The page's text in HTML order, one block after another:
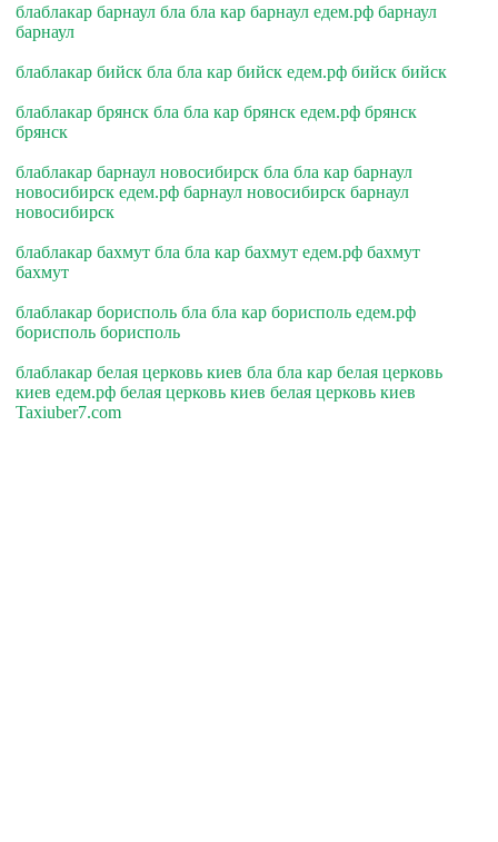
блаблакар барнаул бла бла кар барнаул едем.рф барнаул
барнаул
блаблакар бийск бла бла кар бийск едем.рф бийск бийск
блаблакар брянск бла бла кар брянск едем.рф брянск
брянск
блаблакар барнаул новосибирск бла бла кар барнаул
новосибирск едем.рф барнаул новосибирск барнаул
новосибирск
блаблакар бахмут бла бла кар бахмут едем.рф бахмут
бахмут
блаблакар борисполь бла бла кар борисполь едем.рф
борисполь борисполь
блаблакар белая церковь киев бла бла кар белая церковь
киев едем.рф белая церковь киев белая церковь киев
Taxiuber7.com